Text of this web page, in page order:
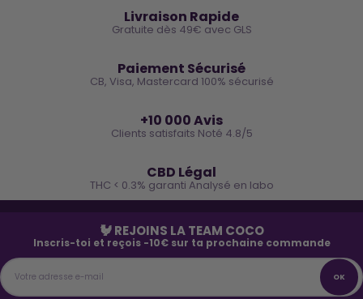
Livraison Rapide
Gratuite dès 49€ avec GLS
Paiement Sécurisé
CB, Visa, Mastercard 100% sécurisé
+10 000 Avis
Clients satisfaits Noté 4.8/5
CBD Légal
THC < 0.3% garanti Analysé en labo
🐓 REJOINS LA TEAM COCO
Inscris-toi et reçois -10€ sur ta prochaine commande